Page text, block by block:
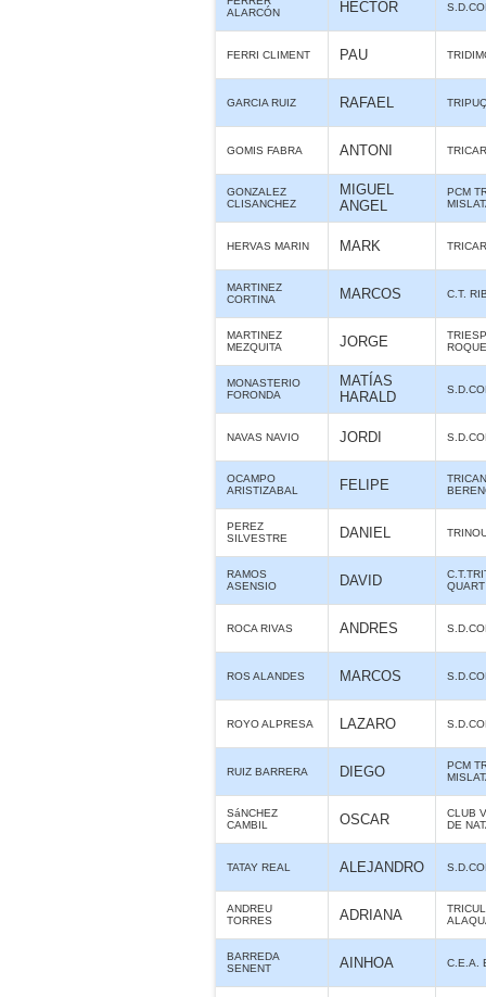
ALARCÓN
HECTOR
FERRI CLIMENT PAU
GARCIA RUIZ RAFAEL
GOMIS FABRA ANTONI
GONZALEZ
CLISANCHEZ
MIGUEL
ANGEL
PCM
HERVAS MARIN MARK
MARTINEZ
CORTINA
MARCOS C.T.
MARTINEZ
MEZQUITA
JORGE
MONASTERIO
FORONDA
MATÍAS
HARALD
NAVAS NAVIO JORDI
OCAMPO
ARISTIZABAL
FELIPE
PEREZ
SILVESTRE
DANIEL
RAMOS
ASENSIO
DAVID
QUART
ROCA RIVAS ANDRES
ROS ALANDES MARCOS
ROYO ALPRESA LAZARO
RUIZ BARRERA DIEGO
PCM
SáNCHEZ
CAMBIL
OSCAR
CLUB
DE
TATAY REAL ALEJANDRO
ANDREU
TORRES
ADRIANA
BARREDA
SENENT
AINHOA C.E.A.